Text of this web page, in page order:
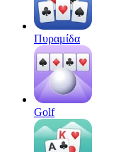
Πυραμίδα
Golf